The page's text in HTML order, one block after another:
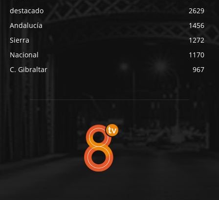
destacado
2629
Andalucía
1456
Sierra
1272
Nacional
1170
C. Gibraltar
967